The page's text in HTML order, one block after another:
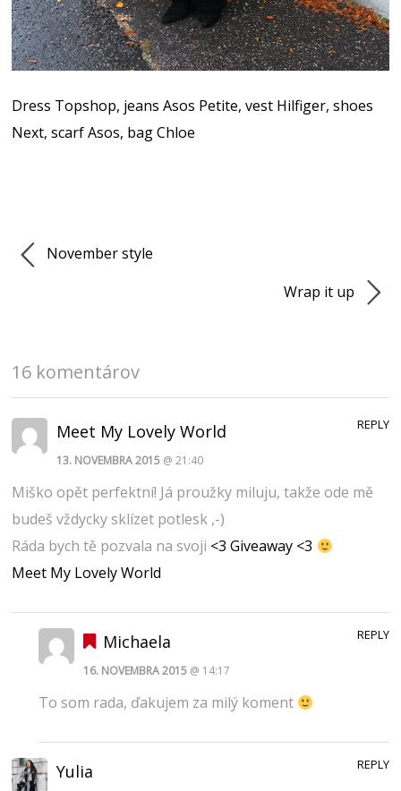
Dress Topshop, jeans Asos Petite, vest Hilfiger, shoes
Next, scarf Asos, bag Chloe
November style
Wrap it up
16 komentárov
Meet My Lovely World
13. NOVEMBRA 2015 @ 21:40
Miško opět perfektní! Já proužky miluju, takže ode mě
budeš vždycky sklízet potlesk ,-)
Ráda bych tě pozvala na svoji <3 Giveaway <3
Meet My Lovely World
REPLY
Michaela
16. NOVEMBRA 2015@ 14:17
To som rada, ďakujem za milý koment
REPLY
Yulia REPLY